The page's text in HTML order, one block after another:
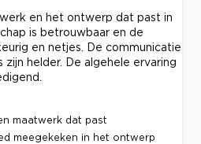
en het ontwerp dat past in
is betrouwbaar en de
en netjes. De communicatie
helder. De algehele ervaring
maatwerk dat past
meegekeken in het ontwerp